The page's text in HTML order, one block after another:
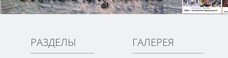
РАЗДЕЛЫ ГАЛЕРЕЯ